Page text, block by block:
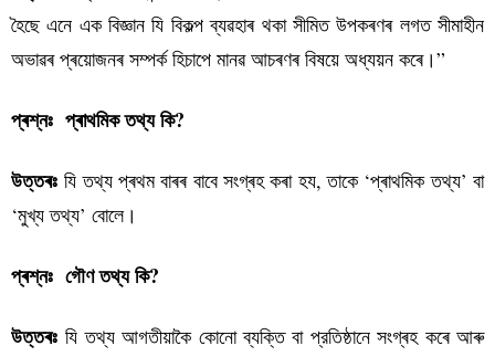
হৈছে এনে এক বিজ্ঞান যি বিকল্প ব্যৱহাৰ থকা সীমিত উপকৰণৰ লগত সীমাহীন
অভাৱৰ প্ৰয়োজনৰ সম্পৰ্ক হিচাপে মানৱ আচৰণৰ বিষয়ে অধ্যয়ন কৰে।”
প্ৰশ্নঃ প্ৰাথমিক তথ্য কি?
উত্তৰঃ যি তথ্য প্ৰথম বাৰৰ বাবে সংগ্ৰহ কৰা হয, তাকে ‘প্ৰাথমিক তথ্য’ বা
‘মুখ্য তথ্য’ বোলে।
প্ৰশ্নঃ গৌণ তথ্য কি?
উত্তৰঃ যি তথ্য আগতীয়াকৈ কোনো ব্যক্তি বা প্রতিষ্ঠানে সংগ্ৰহ কৰে আৰু